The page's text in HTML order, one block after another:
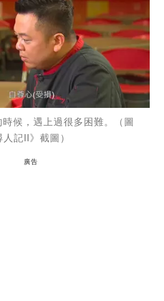
候，遇上過很多困難。（圖
記II》截圖）
廣告